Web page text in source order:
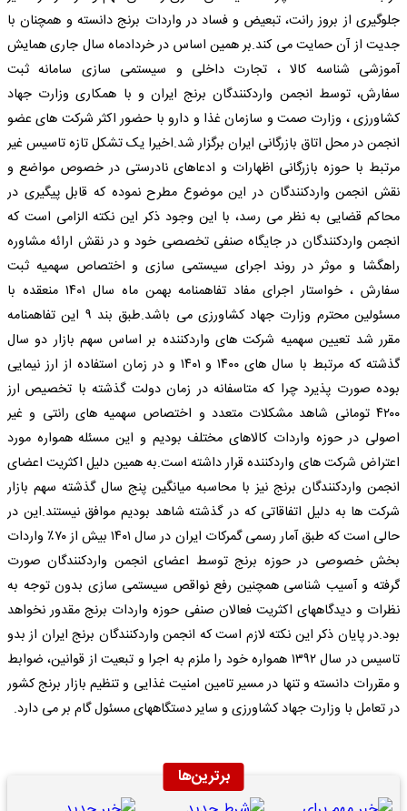
جلوگیرى از بروز رانت، تبعیض و فساد در واردات برنج دانسته و همچنان با
جدیت از آن حمایت مى کند.بر همین اساس در خردادماه سال جارى همایش
آموزشى شناسه کالا ، تجارت داخلى و سیستمى سازى سامانه ثبت
سفارش، توسط انجمن واردکنندگان برنج ایران و با همکارى وزارت جهاد
کشاورزى ، وزارت صمت و سازمان غذا و دارو با حضور اکثر شرکت هاى عضو
انجمن در محل اتاق بازرگانى ایران برگزار شد.اخیرا یک تشکل تازه تاسیس غیر
مرتبط با حوزه بازرگانى اظهارات و ادعاهاى نادرستى در خصوص مواضع و
نقش انجمن واردکنندگان در این موضوع مطرح نموده که قابل پیگیرى در
محاکم قضایى به نظر مى رسد، با این وجود ذکر این نکته الزامى است که
انجمن واردکنندگان در جایگاه صنفى تخصصى خود و در نقش ارائه مشاوره
راهگشا و موثر در روند اجراى سیستمى سازى و اختصاص سهمیه ثبت
سفارش ، خواستار اجراى مفاد تفاهمنامه بهمن ماه سال ١٤٠١ منعقده با
مسئولین محترم وزارت جهاد کشاورزى مى باشد.طبق بند ٩ این تفاهمنامه
مقرر شد تعیین سهمیه شرکت هاى واردکننده بر اساس سهم بازار دو سال
گذشته که مرتبط با سال هاى ١٤٠٠ و ١٤٠١ و در زمان استفاده از ارز نیمایى
بوده صورت پذیرد چرا که متاسفانه در زمان دولت گذشته با تخصیص ارز
٤٢٠٠ تومانى شاهد مشکلات متعدد و اختصاص سهمیه هاى رانتى و غیر
اصولى در حوزه واردات کالاهاى مختلف بودیم و این مسئله همواره مورد
اعتراض شرکت هاى واردکننده قرار داشته است.به همین دلیل اکثریت اعضاى
انجمن واردکنندگان برنج نیز با محاسبه میانگین پنج سال گذشته سهم بازار
شرکت ها به دلیل اتفاقاتى که در گذشته شاهد بودیم موافق نیستند.این در
حالى است که طبق آمار رسمى گمرکات ایران در سال ١٤٠١ بیش از ٧٠٪؜ واردات
بخش خصوصى در حوزه برنج توسط اعضاى انجمن واردکنندگان صورت
گرفته و آسیب شناسى همچنین رفع نواقص سیستمى سازى بدون توجه به
نظرات و دیدگاههاى اکثریت فعالان صنفى حوزه واردات برنج مقدور نخواهد
بود.در پایان ذکر این نکته لازم است که انجمن واردکنندگان برنج ایران از بدو
تاسیس در سال ١٣٩٢ همواره خود را ملزم به اجرا و تبعیت از قوانین، ضوابط
و مقررات دانسته و تنها در مسیر تامین امنیت غذایى و تنظیم بازار برنج کشور
در تعامل با وزارت جهاد کشاورزى و سایر دستگاههاى مسئول گام بر مى دارد.
برترین‌ها